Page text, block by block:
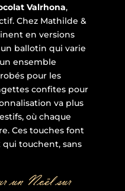
Valrhona,
Chez Mathilde &
en versions
ballotin qui varie
ensemble
pour les
confites pour
va plus
où chaque
Ces touches font
qui touchent, sans
un Noël sur